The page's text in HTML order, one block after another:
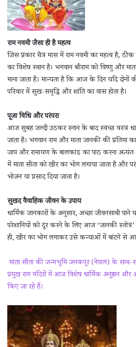
राम नवमी जैसा ही है महत्व
जिस प्रकार चैत्र मास में राम नवमी का महत्व है,
का विशेष स्थान है। भगवान श्रीराम को विष्णु और
माना जाता है। मान्यता है कि आज के दिन यदि
परिवार में सुख-समृद्धि और शांति का वास होता है।
पूजा विधि और परंपरा
आज सुबह जल्दी उठकर स्नान के बाद स्वच्छ वस्त्र
जाता है। भगवान राम और माता जानकी की प्रतिमा
जाप और रामायण के बालकांड का पाठ करना अत्यंत
में माता सीता को खीर का भोग लगाया जाता है
भोजन या प्रसाद दिया जाता है।
सुखद वैवाहिक जीवन के उपाय
धार्मिक जानकारों के अनुसार, अच्छा जीवनसाथी पाने
परेशानियों को दूर करने के लिए आज ‘जानकी
ही, खीर का भोग लगाकर उसे कन्याओं में बांटने से
माता सीता की जन्मभूमि जनकपुर (नेपाल) के
प्रमुख राम मंदिरों में आज विशेष धार्मिक अनुष्ठान
किए जा रहे हैं।